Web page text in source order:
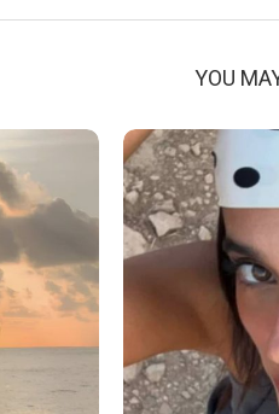
YOU